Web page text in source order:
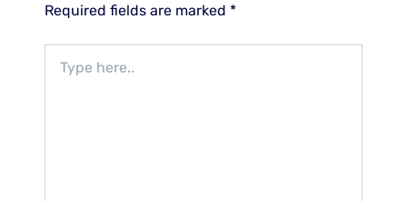
Required fields are marked *
here..